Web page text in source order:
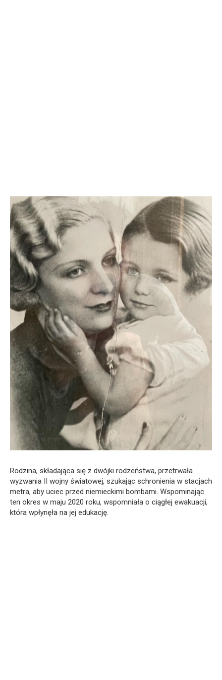
Rodzina, składająca się z dwójki rodzeństwa, przetrwała
wyzwania II wojny światowej, szukając schronienia w stacjach
metra, aby uciec przed niemieckimi bombami. Wspominając
ten okres w maju 2020 roku, wspomniała o ciągłej ewakuacji,
która wpłynęła na jej edukację.